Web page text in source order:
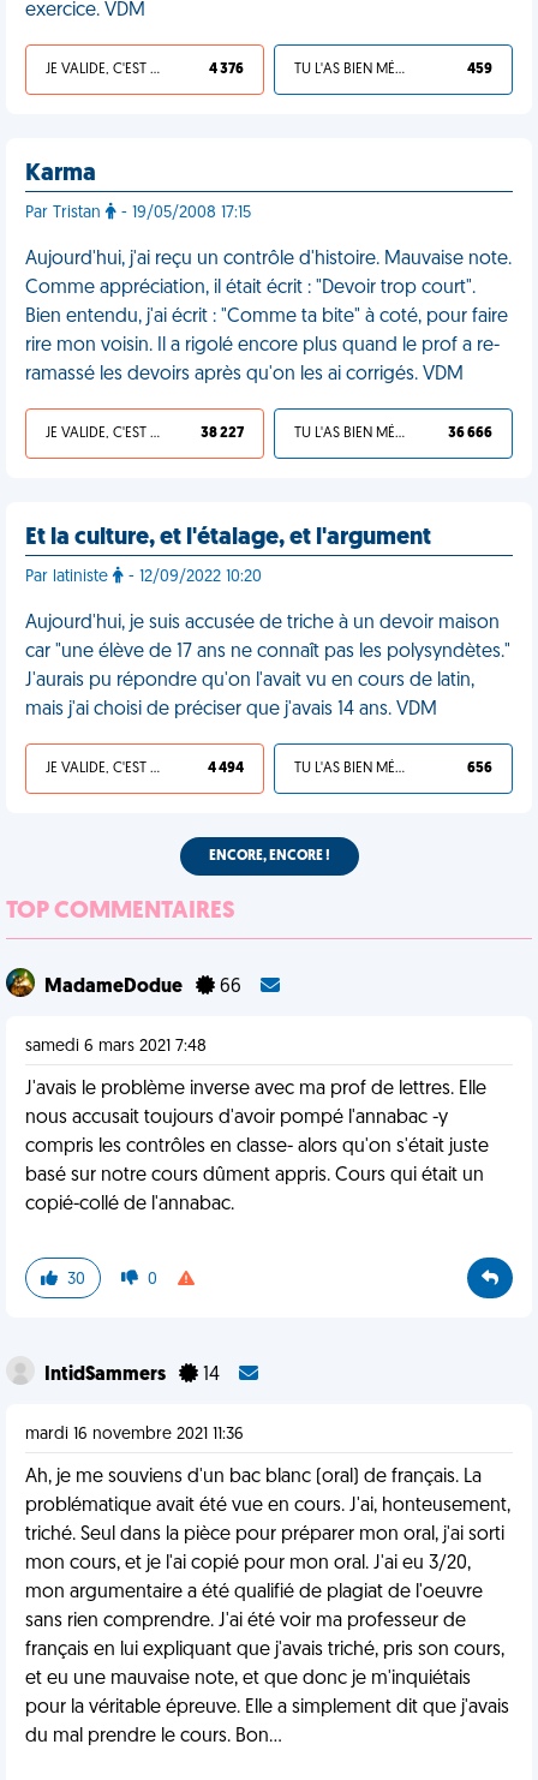
exercice. VDM
JE VALIDE, C'EST UNE VDM 4 376 TU L'AS BIEN MÉRITÉ 459
Karma
Par Tristan - 19/05/2008 17:15
Aujourd'hui, j'ai reçu un contrôle d'histoire. Mauvaise note.
Comme appréciation, il était écrit : "Devoir trop court".
Bien entendu, j'ai écrit : "Comme ta bite" à coté, pour faire
rire mon voisin. Il a rigolé encore plus quand le prof a re-
ramassé les devoirs après qu'on les ai corrigés. VDM
JE VALIDE, C'EST UNE VDM 38 227 TU L'AS BIEN MÉRITÉ 36 666
Et la culture, et l'étalage, et l'argument
Par latiniste - 12/09/2022 10:20
Aujourd'hui, je suis accusée de triche à un devoir maison
car "une élève de 17 ans ne connaît pas les polysyndètes."
J'aurais pu répondre qu'on l'avait vu en cours de latin,
mais j'ai choisi de préciser que j'avais 14 ans. VDM
JE VALIDE, C'EST UNE VDM 4 494 TU L'AS BIEN MÉRITÉ 656
ENCORE, ENCORE !
TOP COMMENTAIRES
MadameDodue 66
samedi 6 mars 2021 7:48
J'avais le problème inverse avec ma prof de lettres. Elle
nous accusait toujours d'avoir pompé l'annabac -y
compris les contrôles en classe- alors qu'on s'était juste
basé sur notre cours dûment appris. Cours qui était un
copié-collé de l'annabac.
30 0
IntidSammers 14
mardi 16 novembre 2021 11:36
Ah, je me souviens d'un bac blanc (oral) de français. La
problématique avait été vue en cours. J'ai, honteusement,
triché. Seul dans la pièce pour préparer mon oral, j'ai sorti
mon cours, et je l'ai copié pour mon oral. J'ai eu 3/20,
mon argumentaire a été qualifié de plagiat de l'oeuvre
sans rien comprendre. J'ai été voir ma professeur de
français en lui expliquant que j'avais triché, pris son cours,
et eu une mauvaise note, et que donc je m'inquiétais
pour la véritable épreuve. Elle a simplement dit que j'avais
du mal prendre le cours. Bon...